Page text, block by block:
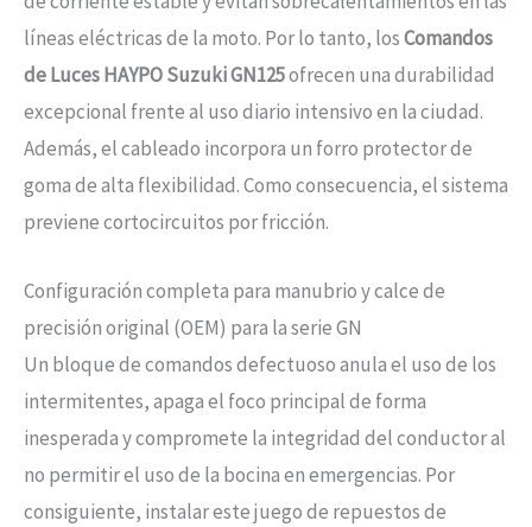
líneas eléctricas de la moto. Por lo tanto, losComandos
de Luces HAYPO Suzuki GN125ofrecen una durabilidad
excepcional frente al uso diario intensivo en la ciudad.
Además, el cableado incorpora un forro protector de
goma de alta flexibilidad. Como consecuencia, el sistema
previene cortocircuitos por fricción.
Configuración completa para manubrio y calce de
precisión original (OEM) para la serie GN
Un bloque de comandos defectuoso anula el uso de los
intermitentes, apaga el foco principal de forma
inesperada y compromete la integridad del conductor al
no permitir el uso de la bocina en emergencias. Por
consiguiente, instalar este juego de repuestos de